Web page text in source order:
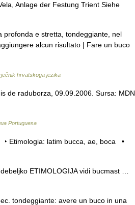
Anlage der Festung Trient Siehe
e stretta, tondeggiante, nel
alcun risultato | Fare un buco
hrvatskoga jezika
de raduborza, 09.09.2006. Sursa: MDN
Portuguesa
Etimologia: latim bucca, ae, boca •
ETIMOLOGIJA vidi bucmast …
tondeggiante: avere un buco in una